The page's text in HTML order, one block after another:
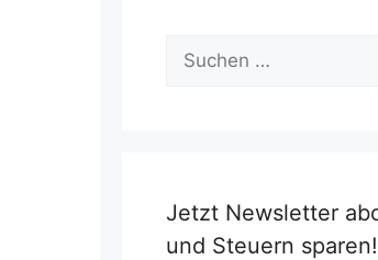
Suchen
nach:
Jetzt Newsletter
und Steuern sparen!